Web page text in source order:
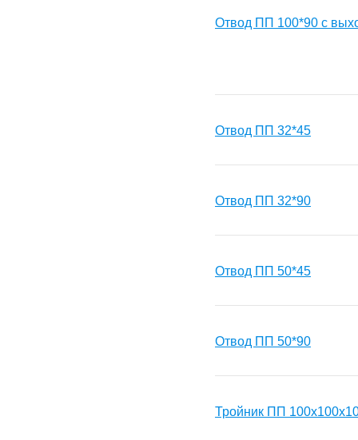
Отвод ПП 100*90 с
Отвод ПП 32*45
Отвод ПП 32*90
Отвод ПП 50*45
Отвод ПП 50*90
Тройник ПП